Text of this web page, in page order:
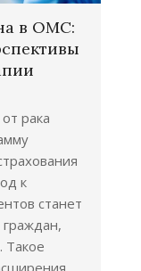
в ОМС:
рака
к
станет
Такое